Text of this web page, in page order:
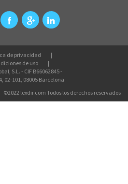
de privacidad
de uso
S.L. - CIF B66062845 -
02-101, 08005 Barcelona
©2022 lexdir.com Todos los derechos reservados